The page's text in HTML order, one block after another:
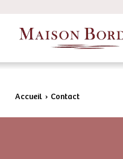
Accueil › Contact